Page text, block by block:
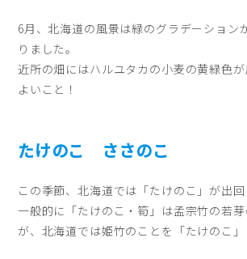
6月、北海道の風景は緑のグラデーション
りました。
近所の畑にはハルユタカの小麦の黄緑色
よいこと！
たけのこ ささのこ
この季節、北海道では「たけのこ」が出回
一般的に「たけのこ・筍」は孟宗竹の若
が、北海道では姫竹のことを「たけのこ」